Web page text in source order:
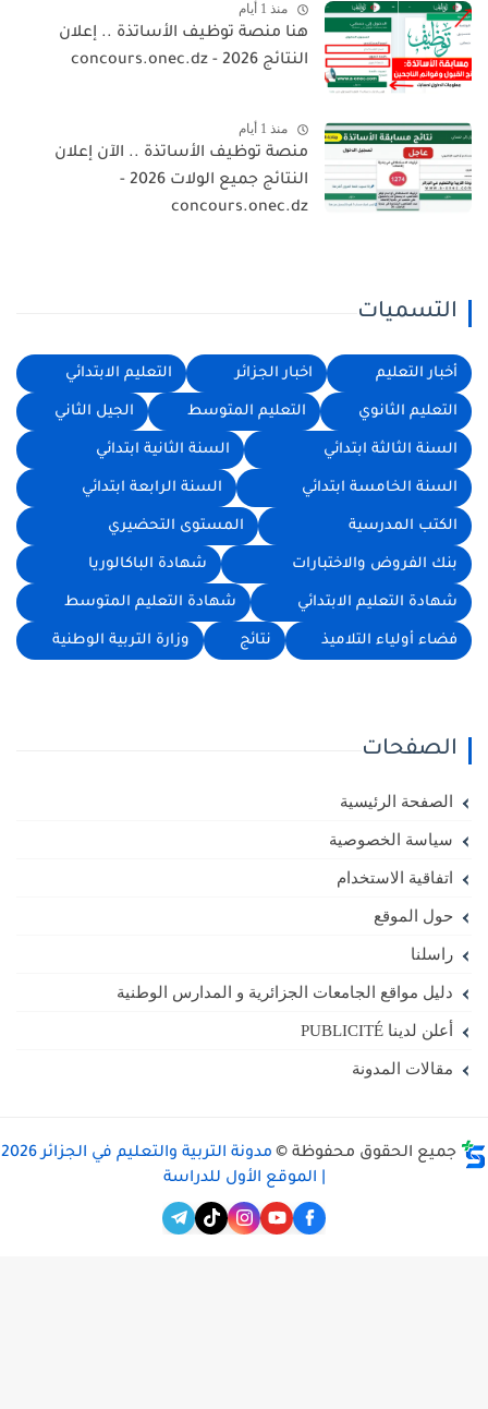
منذ 1 أيام
هنا منصة توظيف الأساتذة .. إعلان
النتائج 2026 - concours.onec.dz
منذ 1 أيام
منصة توظيف الأساتذة .. الآن إعلان
النتائج جميع الولات 2026 -
concours.onec.dz
التسميات
أخبار التعليم اخبار الجزائر التعليم الابتدائي
التعليم الثانوي التعليم المتوسط الجيل الثاني
السنة الثالثة ابتدائي السنة الثانية ابتدائي
السنة الخامسة ابتدائي السنة الرابعة ابتدائي
الكتب المدرسية المستوى التحضيري
بنك الفروض والاختبارات شهادة الباكالوريا
شهادة التعليم الابتدائي شهادة التعليم المتوسط
فضاء أولياء التلاميذ نتائج وزارة التربية الوطنية
الصفحات
الصفحة الرئيسية
سياسة الخصوصية
اتفاقية الاستخدام
حول الموقع
راسلنا
دليل مواقع الجامعات الجزائرية و المدارس الوطنية
أعلن لدينا PUBLICITÉ
مقالات المدونة
جميع الحقوق محفوظة ©
مدونة التربية والتعليم في الجزائر 2026
| الموقع الأول للدراسة